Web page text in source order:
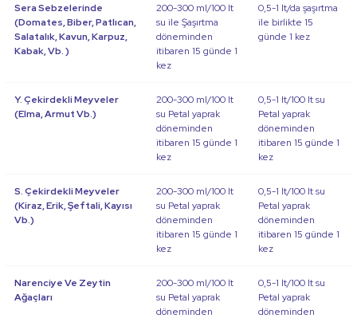
Sera Sebzelerinde
(Domates, Biber, Patlıcan,
Salatalık, Kavun, Karpuz,
Kabak, Vb. )
200-300 ml/100 lt
su ile Şaşırtma
döneminden
itibaren 15 günde 1
kez
0,5-1 lt/da şaşırtma
ile birlikte 15
günde 1 kez
Y. Çekirdekli Meyveler
(Elma, Armut Vb.)
200-300 ml/100 lt
su Petal yaprak
döneminden
itibaren 15 günde 1
kez
0,5-1 lt/100 lt su
Petal yaprak
döneminden
itibaren 15 günde 1
kez
S. Çekirdekli Meyveler
(Kiraz, Erik, Şeftali, Kayısı
Vb.)
200-300 ml/100 lt
su Petal yaprak
döneminden
itibaren 15 günde 1
kez
0,5-1 lt/100 lt su
Petal yaprak
döneminden
itibaren 15 günde 1
kez
Narenciye Ve Zeytin
Ağaçları
200-300 ml/100 lt
su Petal yaprak
döneminden
0,5-1 lt/100 lt su
Petal yaprak
döneminden